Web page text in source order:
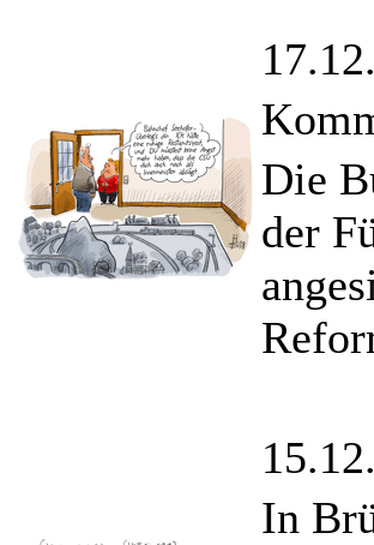
Die
der
In